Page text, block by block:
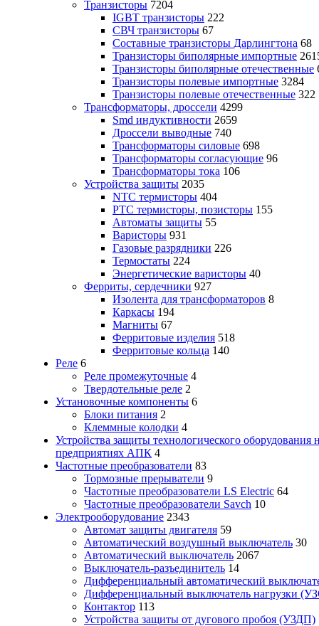
Транзисторы 7204
IGBT транзисторы 222
СВЧ транзисторы 67
Составные транзисторы Дарлингтона 68
Транзисторы биполярные импортные
Транзисторы биполярные отечественные
Транзисторы полевые импортные 3284
Транзисторы полевые отечественные 322
Трансформаторы, дроссели 4299
Smd индуктивности 2659
Дроссели выводные 740
Трансформаторы силовые 698
Трансформаторы согласующие 96
Трансформаторы тока 106
Устройства защиты 2035
NTC термисторы 404
PTC термисторы, позисторы 155
Автоматы защиты 55
Варисторы 931
Газовые разрядники 226
Термостаты 224
Энергетические варисторы 40
Ферриты, сердечники 927
Изолента для трансформаторов 8
Каркасы 194
Магниты 67
Ферритовые изделия 518
Ферритовые кольца 140
Реле 6
Реле промежуточные 4
Твердотельные реле 2
Установочные компоненты 6
Блоки питания 2
Клеммные колодки 4
Устройства защиты технологического оборудования
предприятиях АПК 4
Частотные преобразователи 83
Тормозные прерыватели 9
Частотные преобразователи LS Electric 64
Частотные преобразователи Savch 10
Электрооборудование 2343
Автомат защиты двигателя 59
Автоматический воздушный выключатель 30
Автоматический выключатель 2067
Выключатель-разъединитель 14
Дифференциальный автоматический
Дифференциальный выключатель нагрузки
Контактор 113
Устройства защиты от дугового пробоя (УЗДП)